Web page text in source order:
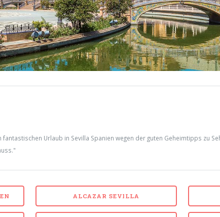
fantastischen Urlaub in Sevilla Spanien wegen der guten Geheimtipps zu
."
ALCAZAR SEVILLA